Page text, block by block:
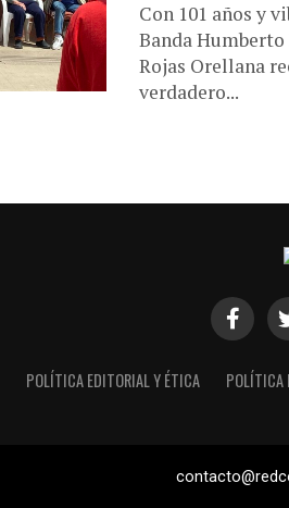
Con 101 años y
Banda
Rojas Orellana
verdadero...
POLÍTICA EDITORIAL Y ÉTICA POLÍTICA